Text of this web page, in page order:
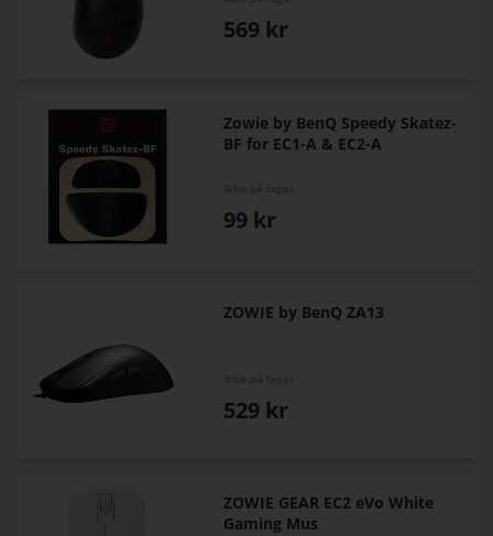
569 kr
Zowie by BenQ Speedy Skatez-
BF for EC1-A & EC2-A
99 kr
ZOWIE by BenQ ZA13
529 kr
ZOWIE GEAR EC2 eVo White
Gaming Mus